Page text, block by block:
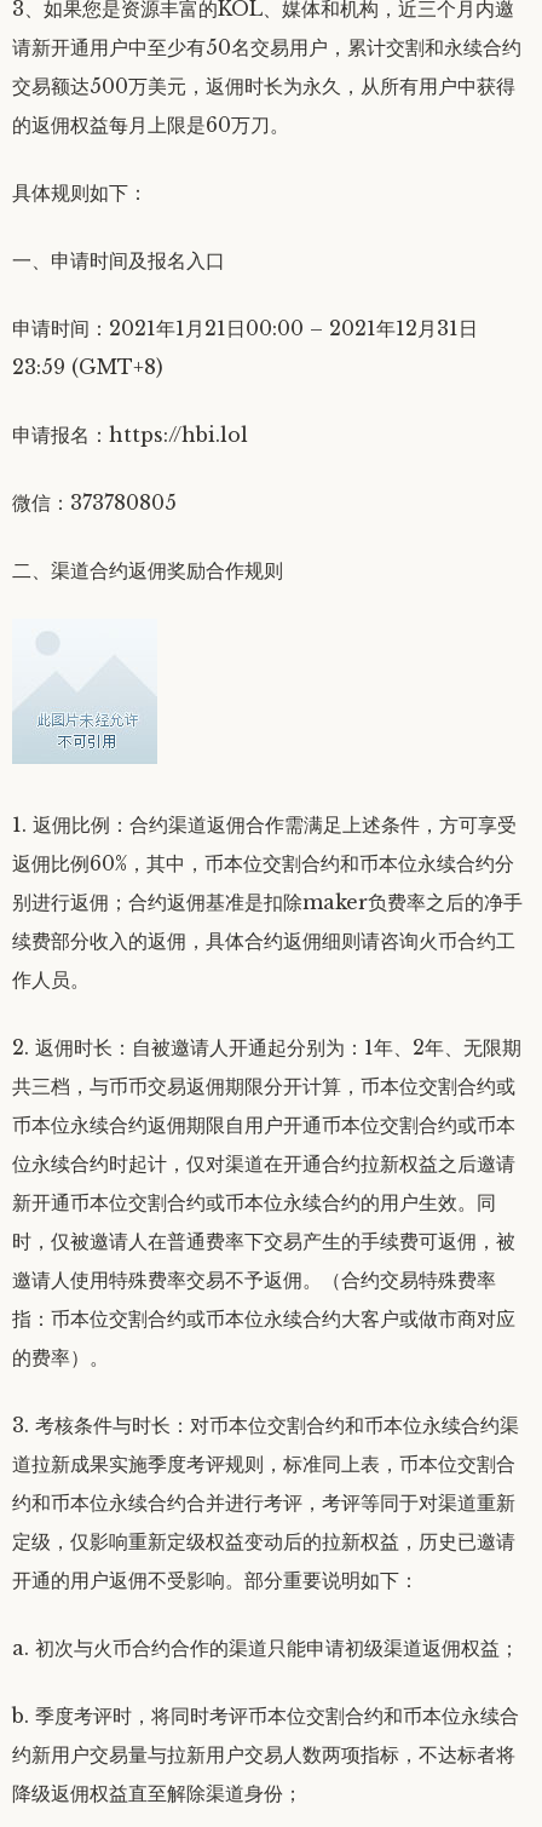
3、如果您是资源丰富的KOL、媒体和机构，近三个月内邀
请新开通用户中至少有50名交易用户，累计交割和永续合约
交易额达500万美元，返佣时长为永久，从所有用户中获得
的返佣权益每月上限是60万刀。
具体规则如下：
一、申请时间及报名入口
申请时间：2021年1月21日00:00 – 2021年12月31日
23:59 (GMT+8)
申请报名：https://hbi.lol
微信：373780805
二、渠道合约返佣奖励合作规则
1. 返佣比例：合约渠道返佣合作需满足上述条件，方可享受
返佣比例60%，其中，币本位交割合约和币本位永续合约分
别进行返佣；合约返佣基准是扣除maker负费率之后的净手
续费部分收入的返佣，具体合约返佣细则请咨询火币合约工
作人员。
2. 返佣时长：自被邀请人开通起分别为：1年、2年、无限期
共三档，与币币交易返佣期限分开计算，币本位交割合约或
币本位永续合约返佣期限自用户开通币本位交割合约或币本
位永续合约时起计，仅对渠道在开通合约拉新权益之后邀请
新开通币本位交割合约或币本位永续合约的用户生效。同
时，仅被邀请人在普通费率下交易产生的手续费可返佣，被
邀请人使用特殊费率交易不予返佣。（合约交易特殊费率
指：币本位交割合约或币本位永续合约大客户或做市商对应
的费率）。
3. 考核条件与时长：对币本位交割合约和币本位永续合约渠
道拉新成果实施季度考评规则，标准同上表，币本位交割合
约和币本位永续合约合并进行考评，考评等同于对渠道重新
定级，仅影响重新定级权益变动后的拉新权益，历史已邀请
开通的用户返佣不受影响。部分重要说明如下：
a. 初次与火币合约合作的渠道只能申请初级渠道返佣权益；
b. 季度考评时，将同时考评币本位交割合约和币本位永续合
约新用户交易量与拉新用户交易人数两项指标，不达标者将
降级返佣权益直至解除渠道身份；